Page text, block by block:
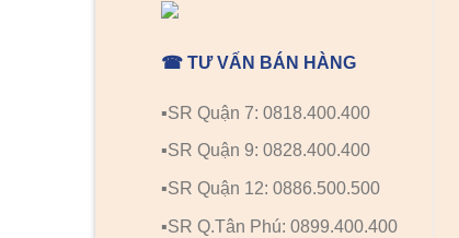
☎ TƯ VẤN BÁN HÀNG
▪️SR Quận 7: 0818.400.400
▪️SR Quận 9: 0828.400.400
▪️SR Quận 12: 0886.500.500
▪️SR Q.Tân Phú: 0899.400.400